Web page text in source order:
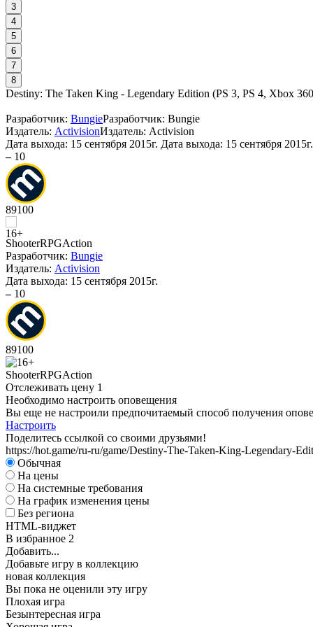
3
4
5
6
7
8
Destiny: The Taken King - Legendary Edition (PS 3, PS 4, Xbox
Разработчик: BungieРазработчик: Bungie
Издатель: ActivisionИздатель: Activision
Дата выхода: 15 сентября 2015г. Дата выхода: 15 сентября 2015г.
– 10
89100
ShooterRPGAction
Разработчик: Bungie
Издатель: Activision
Дата выхода: 15 сентября 2015г.
– 10
89100
ShooterRPGAction
Отслеживать цену 1
Необходимо настроить оповещения
Вы еще не настроили предпочитаемый способ получения
Настроить
Поделитесь ссылкой со своими друзьями!
https://hot.game/ru-ru/game/Destiny-The-Taken-King-Legendary-
Обычная
На цены
На системные требования
На график изменения цены
Без региона
HTML-виджет
В избранное 2
Добавить...
Добавьте игру в коллекцию
новая коллекция
Вы пока не оценили эту игру
Плохая игра
Безынтересная игра